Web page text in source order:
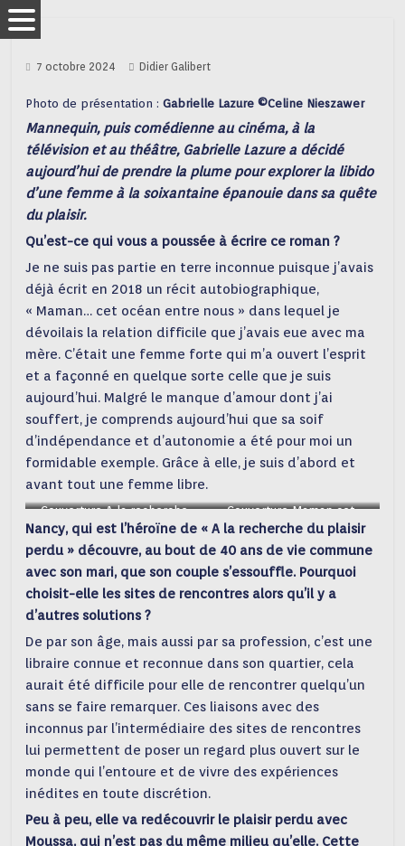
7 octobre 2024 Didier Galibert
Photo de présentation :Gabrielle Lazure ©Celine Nieszawer
Mannequin, puis comédienne au cinéma, à la
télévision et au théâtre, Gabrielle Lazure a décidé
aujourd’hui de prendre la plume pour explorer la libido
d’une femme à la soixantaine épanouie dans sa quête
du plaisir.
Qu’est-ce qui vous a poussée à écrire ce roman ?
Je ne suis pas partie en terre inconnue puisque j’avais
déjà écrit en 2018 un récit autobiographique,
« Maman… cet océan entre nous » dans lequel je
dévoilais la relation difficile que j’avais eue avec ma
mère. C’était une femme forte qui m’a ouvert l’esprit
et a façonné en quelque sorte celle que je suis
aujourd’hui. Malgré le manque d’amour dont j’ai
souffert, je comprends aujourd’hui que sa soif
d’indépendance et d’autonomie a été pour moi un
formidable exemple. Grâce à elle, je suis d’abord et
avant tout une femme libre.
Couverture A la recherche
du plaisir perdu
Couverture Maman cet
océan entre nous
Nancy, qui est l’héroïne de « A la recherche du plaisir
perdu » découvre, au bout de 40 ans de vie commune
avec son mari, que son couple s’essouffle. Pourquoi
choisit-elle les sites de rencontres alors qu’il y a
d’autres solutions ?
De par son âge, mais aussi par sa profession, c’est une
libraire connue et reconnue dans son quartier, cela
aurait été difficile pour elle de rencontrer quelqu’un
sans se faire remarquer. Ces liaisons avec des
inconnus par l’intermédiaire des sites de rencontres
lui permettent de poser un regard plus ouvert sur le
monde qui l’entoure et de vivre des expériences
inédites en toute discrétion.
Peu à peu, elle va redécouvrir le plaisir perdu avec
Moussa, qui n’est pas du même milieu qu’elle. Cette